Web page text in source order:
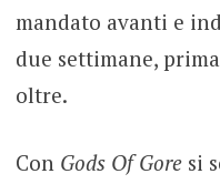
mandato avanti e
due settimane,
oltre.
Con Gods Of Gore si